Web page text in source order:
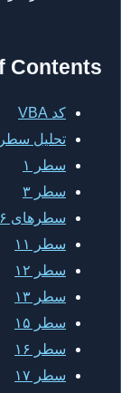
Contents
کد VBA
تحلیل
سطر ۱
سطر ۳
سطرهای ۶ تا ۹
سطر ۱۱
سطر ۱۲
سطر ۱۳
سطر ۱۵
سطر ۱۶
سطر ۱۷